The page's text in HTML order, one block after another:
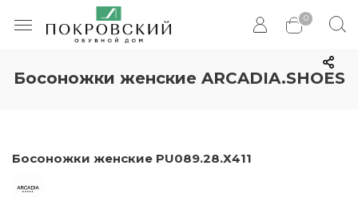
0
Босоножки женские ARCADIA.SHOES
Босоножки женские PU089.28.Х411